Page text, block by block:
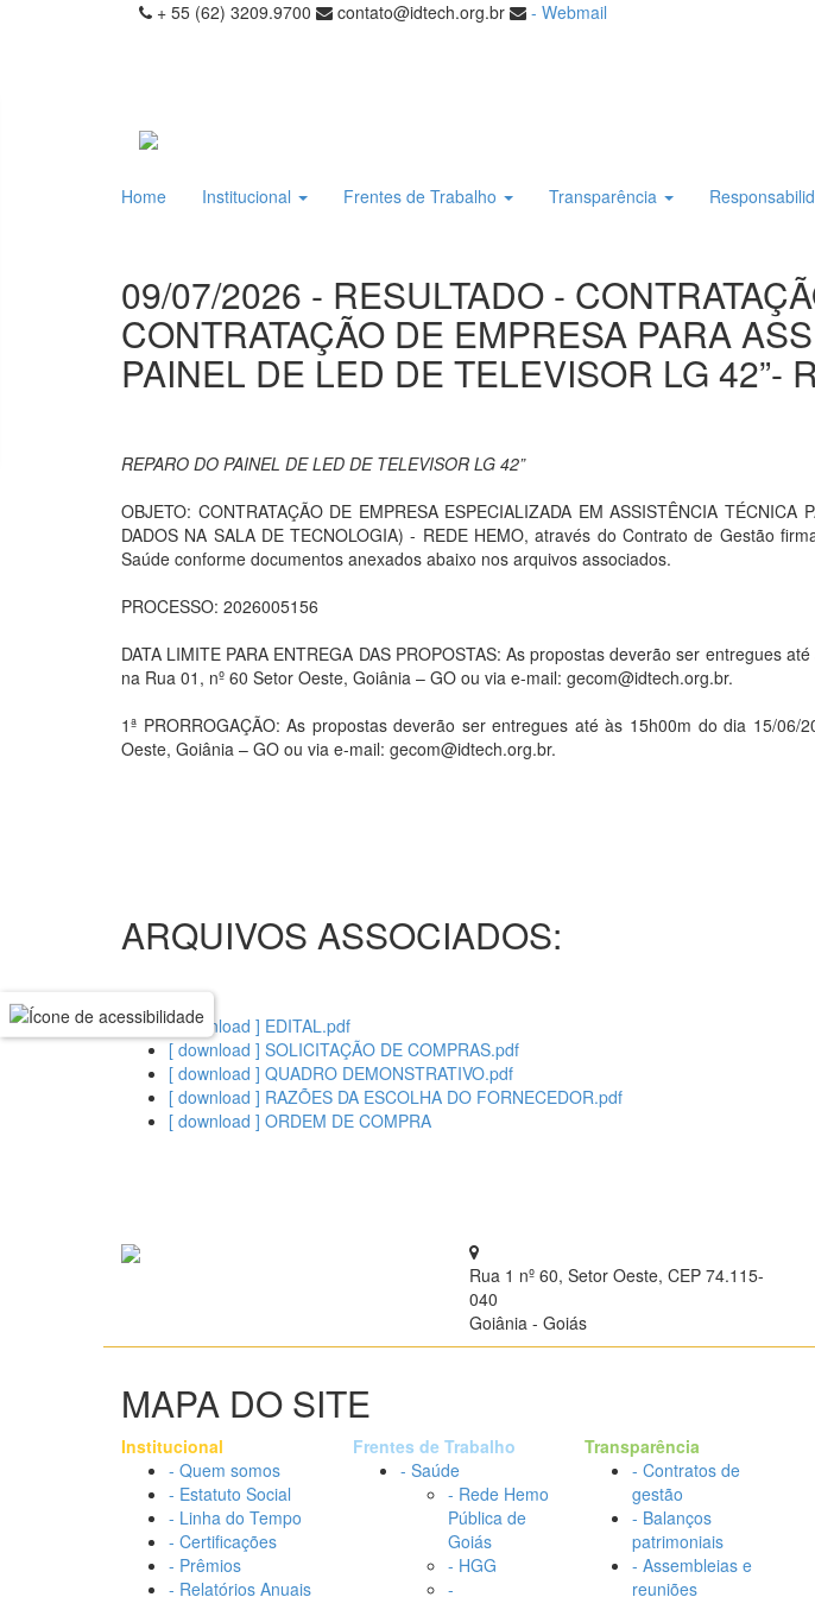
+ 55 (62) 3209.9700 contato@idtech.org.br - Webmail
Home Institucional Frentes de Trabalho Transparência
09/07/2026 - RESULTADO -
CONTRATAÇÃO DE EMPRESA PARA
PAINEL DE LED DE TELEVISOR LG 42”-
REPARO DO PAINEL DE LED DE TELEVISOR LG 42”
OBJETO: CONTRATAÇÃO DE EMPRESA ESPECIALIZADA EM ASSISTÊNCIA
DADOS NA SALA DE TECNOLOGIA) - REDE HEMO, através do Contrato de Gestão
Saúde conforme documentos anexados abaixo nos arquivos associados.
PROCESSO: 2026005156
DATA LIMITE PARA ENTREGA DAS PROPOSTAS: As propostas deverão ser entregues
na Rua 01, nº 60 Setor Oeste, Goiânia – GO ou via e-mail: gecom@idtech.org.br.
1ª PRORROGAÇÃO: As propostas deverão ser entregues até às 15h00m do dia 15/
Oeste, Goiânia – GO ou via e-mail: gecom@idtech.org.br.
ARQUIVOS ASSOCIADOS:
[ download ] EDITAL.pdf
[ download ] SOLICITAÇÃO DE COMPRAS.pdf
[ download ] QUADRO DEMONSTRATIVO.pdf
[ download ] RAZÕES DA ESCOLHA DO FORNECEDOR.pdf
[ download ] ORDEM DE COMPRA
Rua 1 nº 60, Setor Oeste, CEP 74.115-
040
Goiânia - Goiás
MAPA DO SITE
Institucional
- Quem somos
- Estatuto Social
- Linha do Tempo
- Certificações
- Prêmios
- Relatórios Anuais
Frentes de Trabalho
- Saúde
- Rede Hemo
Pública de
Goiás
- HGG
-
Transparência
- Contratos de
gestão
- Balanços
patrimoniais
- Assembleias e
reuniões